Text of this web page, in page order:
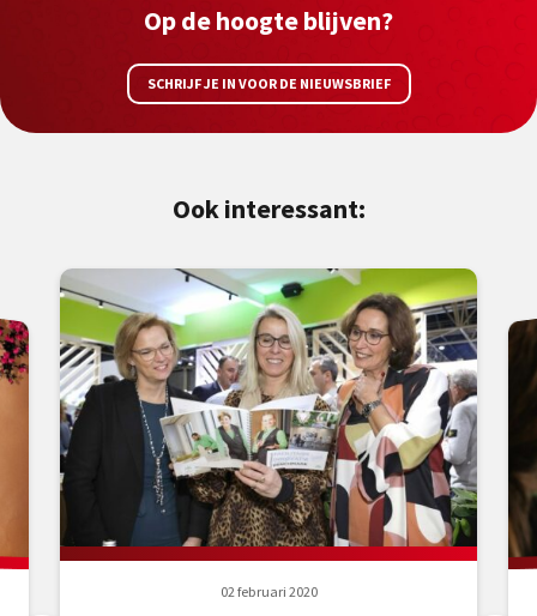
Op de hoogte blijven?
SCHRIJF JE IN VOOR DE NIEUWSBRIEF
Ook interessant:
02 februari 2020